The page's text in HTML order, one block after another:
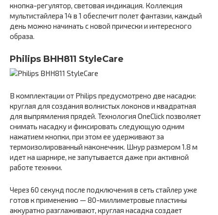
кнопка-регулятор, световая индикация. Коллекция
мультистайлера 14 в 1 обеспечит полет фантазии, каждый
день можно начинать с новой прически и интересного
образа.
Philips BHH811 StyleCare
В комплектации от Philips предусмотрено две насадки:
круглая для создания волнистых локонов и квадратная
для выпрямления прядей. Технология OneClick позволяет
снимать насадку и фиксировать следующую одним
нажатием кнопки, при этом ее удерживают за
термоизолированный наконечник. Шнур размером 1.8 м
идет на шарнире, не запутывается даже при активной
работе техники.
Через 60 секунд после подключения в сеть стайлер уже
готов к применению — 80-миллиметровые пластины
аккуратно разглаживают, круглая насадка создает